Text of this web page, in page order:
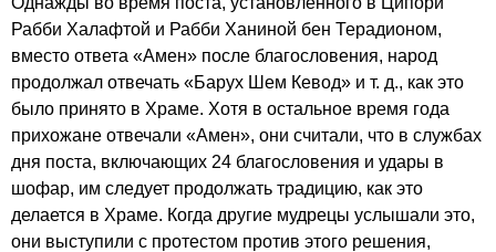
Рабби Халафтой и Рабби Ханиной бен Терадионом,
вместо ответа «Амен» после благословения, народ
продолжал отвечать «Барух Шем Кевод» и т. д., как это
было принято в Храме. Хотя в остальное время года
прихожане отвечали «Амен», они считали, что в службах
дня поста, включающих 24 благословения и удары в
шофар, им следует продолжать традицию, как это
делается в Храме. Когда другие мудрецы услышали это,
они выступили с протестом против этого решения,